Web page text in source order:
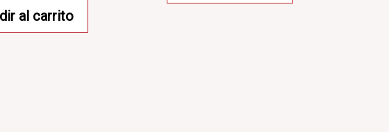
al carrito